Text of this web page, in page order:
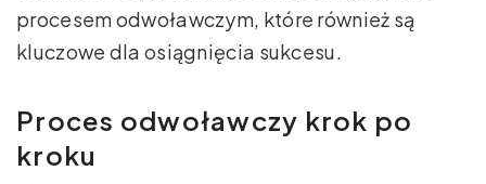
procesem odwoławczym, które również są
kluczowe dla osiągnięcia sukcesu.
Proces odwoławczy krok po
kroku